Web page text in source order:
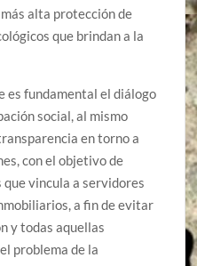
alta protección de
que brindan a la
es fundamental el diálogo
social, al mismo
en torno a
con el objetivo de
vincula a servidores
a fin de evitar
y todas aquellas
problema de la